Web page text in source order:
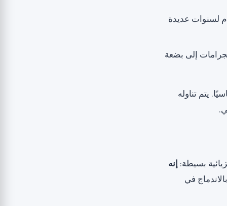
لسنوات عديدة
إلى بضعة
يتم تناوله
بسيطة: إنه
في